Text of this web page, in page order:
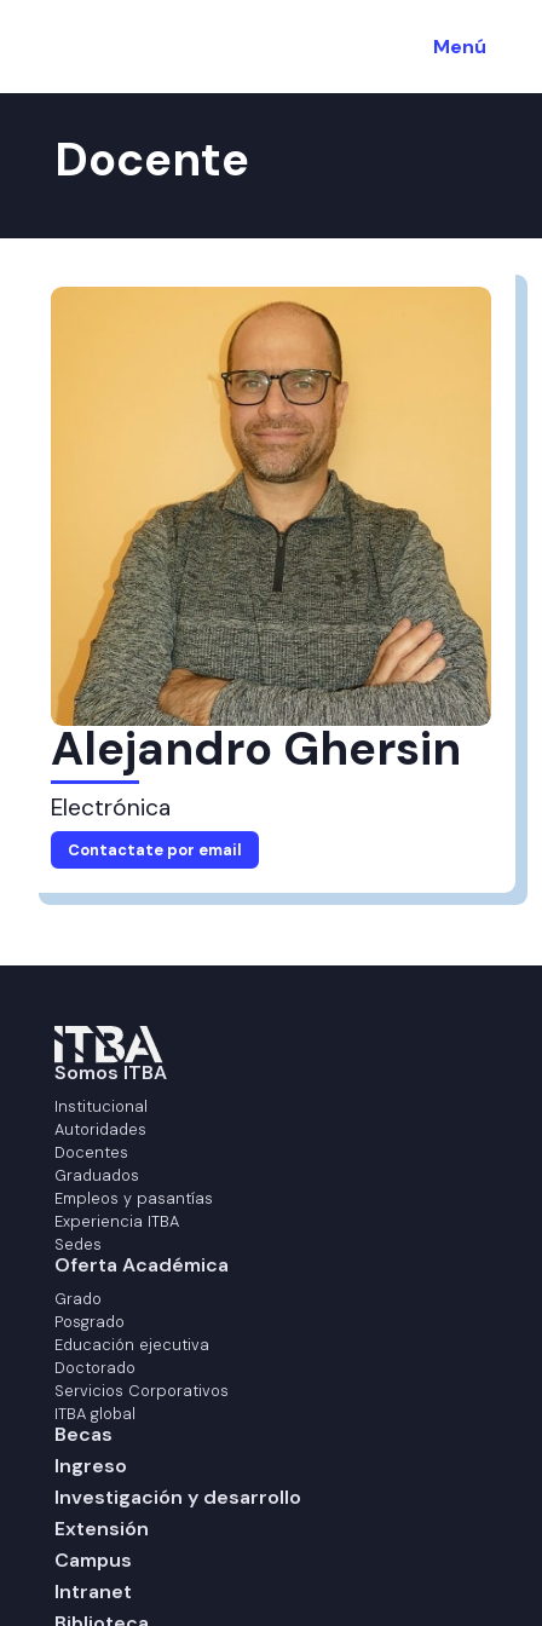
Menú
Docente
Contactate por email
Alejandro Ghersin
Electrónica
Somos ITBA
Institucional
Autoridades
Docentes
Graduados
Empleos y pasantías
Experiencia ITBA
Sedes
Oferta Académica
Grado
Posgrado
Educación ejecutiva
Doctorado
Servicios Corporativos
ITBA global
Becas
Ingreso
Investigación y desarrollo
Extensión
Campus
Intranet